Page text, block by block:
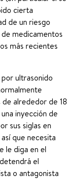
cierta
de un riesgo
medicamentos
más recientes
ultrasonido
alrededor de 18
inyección de
sus siglas en
que necesita
le diga en el
el
o antagonista